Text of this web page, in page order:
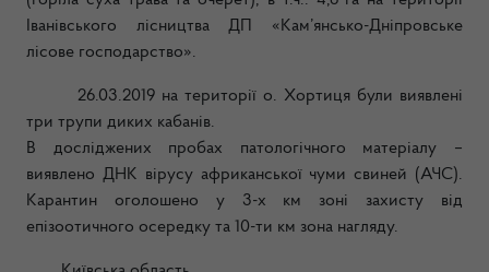
Іванівського лісництва ДП «Кам’янсько-Дніпровське
лісове господарство».
26.03.2019 на території о. Хортиця були виявлені
три трупи диких кабанів.
В досліджених пробах патологічного матеріалу –
виявлено ДНК вірусу африканської чуми свиней (АЧС).
Карантин оголошено у 3-х км зоні захисту від
епізоотичного осередку та 10-ти км зона нагляду.